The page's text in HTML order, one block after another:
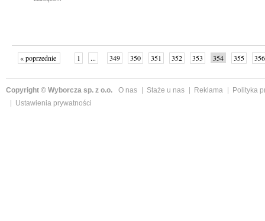
« poprzednie 1 ... 349 350 351 352 353 354 355
356
Copyright © Wyborcza sp. z o.o. O nas Staże u nas Reklama
Polityka
Ustawienia prywatności